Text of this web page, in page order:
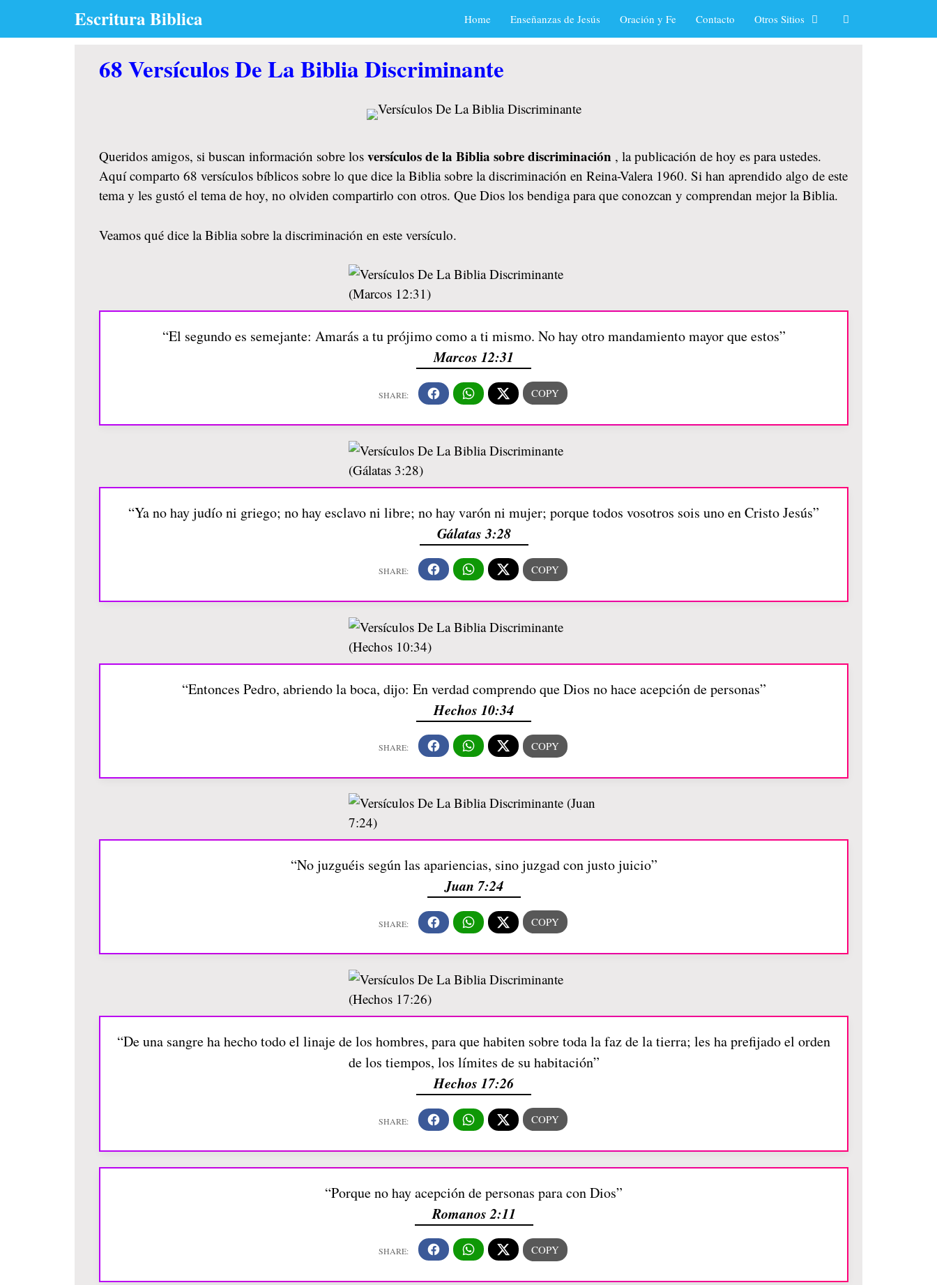
Escritura Biblica Home Enseñanzas de Jesús Oración y Fe Contacto Otros Sitios
68 Versículos De La Biblia Discriminante
Queridos amigos, si buscan información sobre los versículos de la Biblia sobre discriminación , la publicación de hoy es para ustedes.
Aquí comparto 68 versículos bíblicos sobre lo que dice la Biblia sobre la discriminación en Reina-Valera 1960. Si han aprendido algo de este
tema y les gustó el tema de hoy, no olviden compartirlo con otros. Que Dios los bendiga para que conozcan y comprendan mejor la Biblia.
Veamos qué dice la Biblia sobre la discriminación en este versículo.
“El segundo es semejante: Amarás a tu prójimo como a ti mismo. No hay otro mandamiento mayor que estos”
Marcos 12:31
“Ya no hay judío ni griego; no hay esclavo ni libre; no hay varón ni mujer; porque todos vosotros sois uno en Cristo Jesús”
Gálatas 3:28
“Entonces Pedro, abriendo la boca, dijo: En verdad comprendo que Dios no hace acepción de personas”
Hechos 10:34
“No juzguéis según las apariencias, sino juzgad con justo juicio”
Juan 7:24
“De una sangre ha hecho todo el linaje de los hombres, para que habiten sobre toda la faz de la tierra; les ha prefijado el orden
de los tiempos, los límites de su habitación”
Hechos 17:26
“Porque no hay acepción de personas para con Dios”
Romanos 2:11